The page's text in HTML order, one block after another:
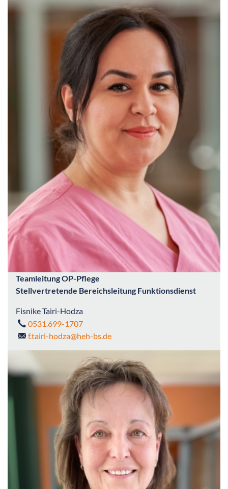
Teamleitung OP-Pflege
Stellvertretende Bereichsleitung Funktionsdienst
Fisnike Tairi-Hodza
0531.699-1707
f.tairi-hodza@heh-bs.de